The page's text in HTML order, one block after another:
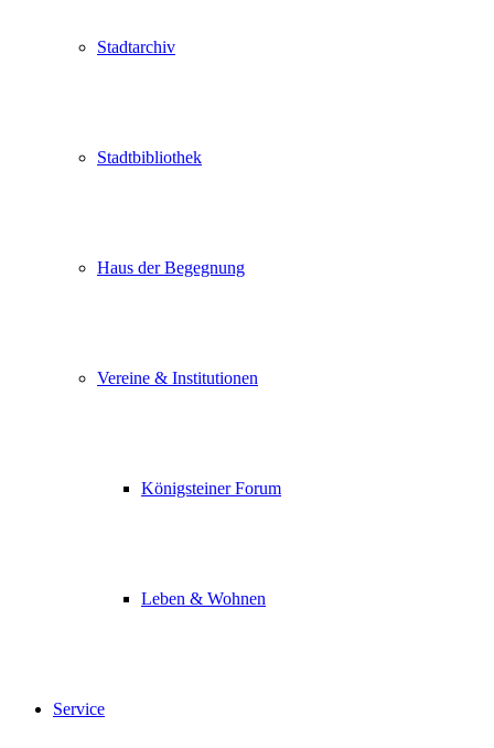
Stadtarchiv
Stadtbibliothek
Haus der Begegnung
Vereine & Institutionen
Königsteiner Forum
Leben & Wohnen
Service